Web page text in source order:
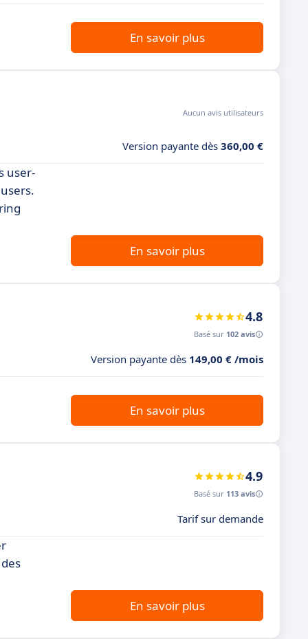
En savoir plus
Aucun avis utilisateurs
Version payante dès 360,00 €
user-
En savoir plus
4.8
Basé sur 102 avis
Version payante dès 149,00 € /mois
En savoir plus
4.9
Basé sur 113 avis
Tarif sur demande
En savoir plus